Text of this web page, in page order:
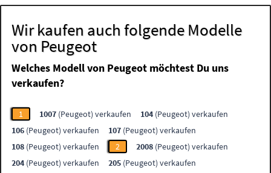
Wir kaufen auch folgende Modelle
von Peugeot
Welches Modell von Peugeot möchtest Du uns
verkaufen?
1 1007 (Peugeot) verkaufen 104 (Peugeot) verkaufen
106 (Peugeot) verkaufen 107 (Peugeot) verkaufen
108 (Peugeot) verkaufen 2 2008 (Peugeot) verkaufen
204 (Peugeot) verkaufen 205 (Peugeot) verkaufen